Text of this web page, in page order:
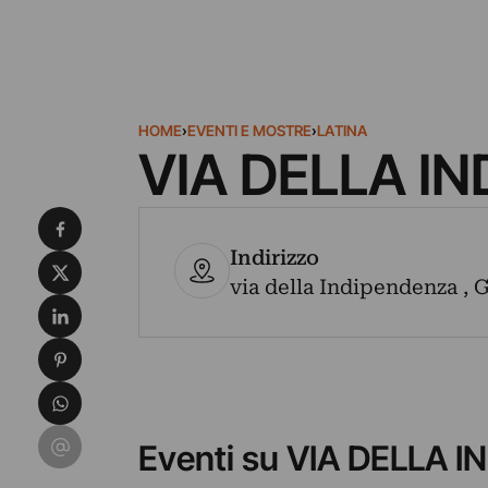
HOME›EVENTI E MOSTRE›LATINA
VIA DELLA
Indirizzo
via della Indipendenza ,
Eventi su VIA DELLA
Condividi su Facebook
Condividi su X
Condividi su LinkedIn
Condividi su Pinterest
Condividi su WhatsApp
Condividi su Email